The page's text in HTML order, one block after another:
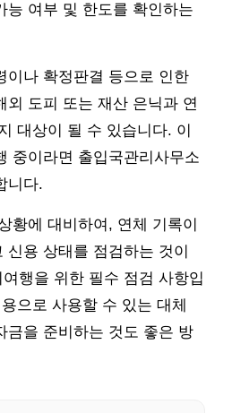
능 여부 및 한도를 확인하는
이나 확정판결 등으로 인한
외 도피 또는 재산 은닉과 연
대상이 될 수 있습니다. 이
중이라면 출입국관리사무소
니다.
황에 대비하여, 연체 기록이
용 상태를 점검하는 것이
행을 위한 필수 점검 사항입
으로 사용할 수 있는 대체
금을 준비하는 것도 좋은 방